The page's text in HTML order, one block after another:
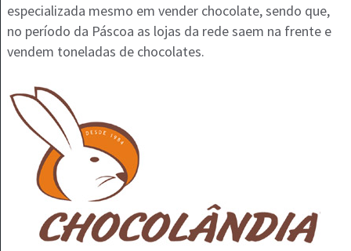
especializada mesmo em vender chocolate, sendo que,
no período da Páscoa as lojas da rede saem na frente e
vendem toneladas de chocolates.